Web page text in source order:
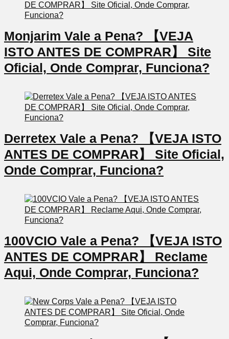
Monjarim Vale a Pena? 【VEJA
ISTO ANTES DE COMPRAR】 Site
Oficial, Onde Comprar, Funciona?
Derretex Vale a Pena? 【VEJA ISTO
ANTES DE COMPRAR】 Site Oficial,
Onde Comprar, Funciona?
100VCIO Vale a Pena? 【VEJA ISTO
ANTES DE COMPRAR】 Reclame
Aqui, Onde Comprar, Funciona?